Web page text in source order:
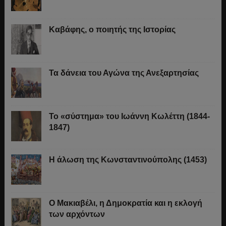
Καβάφης, ο ποιητής της Ιστορίας
Τα δάνεια του Αγώνα της Ανεξαρτησίας
Το «σύστημα» του Ιωάννη Κωλέττη (1844-
1847)
Η άλωση της Κωνσταντινούπολης (1453)
Ο Μακιαβέλι, η Δημοκρατία και η εκλογή
των αρχόντων